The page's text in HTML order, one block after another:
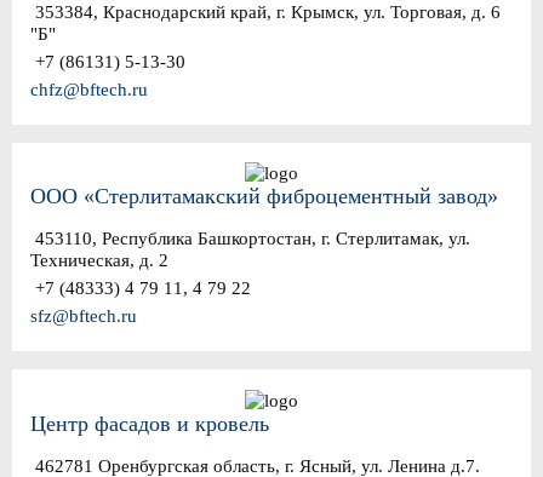
353384, Краснодарский край, г. Крымск, ул. Торговая, д. 6
"Б"
+7 (86131) 5-13-30
chfz@bftech.ru
ООО «Стерлитамакский фиброцементный завод»
453110, Республика Башкортостан, г. Стерлитамак, ул.
Техническая, д. 2
+7 (48333) 4 79 11, 4 79 22
sfz@bftech.ru
Центр фасадов и кровель
462781 Оренбургская область, г. Ясный, ул. Ленина д.7.